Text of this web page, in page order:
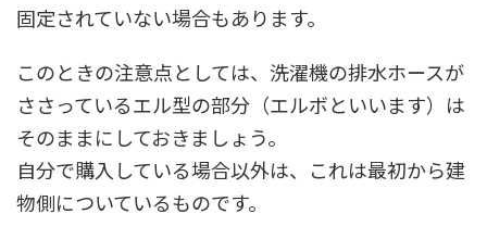
固定されていない場合もあります。
このときの注意点としては、洗濯機の排水ホースが
ささっているエル型の部分（エルボといいます）は
そのままにしておきましょう。
自分で購入している場合以外は、これは最初から建
物側についているものです。